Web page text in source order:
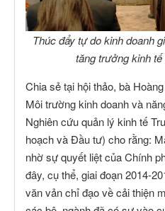
Thúc đẩy tự do kinh doanh
tăng trưởng kinh
Chia sẻ tại hội thảo, bà
Môi trường kinh doanh và
Nghiên cứu quản lý kinh tế
hoạch và Đầu tư) cho rằng:
nhờ sự quyết liệt của Chính
đây, cụ thể, giai đoạn 2014-
văn vản chỉ đạo về cải thiện